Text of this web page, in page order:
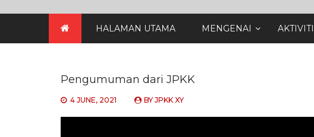
HALAMAN UTAMA MENGENAI AKTIVITI
Pengumuman dari JPKK
4 JUNE, 2021 BYJPKK XY